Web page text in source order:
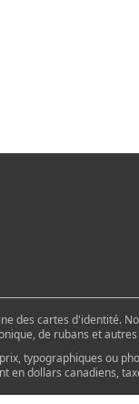
des cartes d'identité.
de rubans et
typographiques ou
en dollars canadiens,